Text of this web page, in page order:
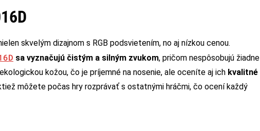
skvelým dizajnom s RGB podsvietením, no aj nízkou cenou.
sa vyznačujú čistým a silným zvukom, pričom nespôsobujú žiadne
kožou, čo je príjemné na nosenie, ale oceníte aj ich kvalitné
môžete počas hry rozprávať s ostatnými hráčmi, čo ocení každý